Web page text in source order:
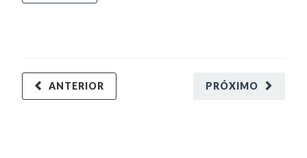
PRÓXIMO
ANTERIOR